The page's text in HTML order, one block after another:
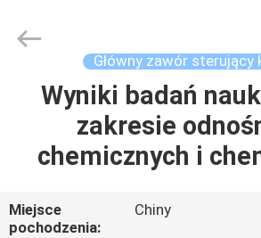
DOM
PRODUKTY
FILMY
Machinery
Główny zawór sterujący
Wyniki badań
zakresie
chemicznych i
Miejsce
pochodzenia:
Chiny